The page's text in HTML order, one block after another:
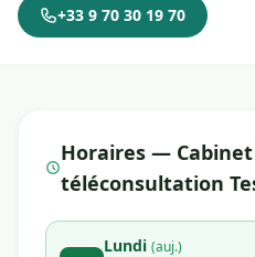
+33 9 70 30 19 70
Horaires —
téléconsultation
Lundi (auj.)